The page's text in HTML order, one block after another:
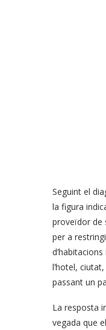
Seguint el
la figura
proveïdor de
per a
l’hotel,
passant un
La resposta
vegada que